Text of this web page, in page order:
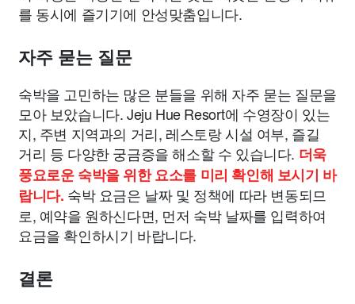
를 동시에 즐기기에 안성맞춤입니다.
자주 묻는 질문
숙박을 고민하는 많은 분들을 위해 자주 묻는 질문을
모아 보았습니다. Jeju Hue Resort에 수영장이 있는
지, 주변 지역과의 거리, 레스토랑 시설 여부, 즐길
거리 등 다양한 궁금증을 해소할 수 있습니다. 더욱
풍요로운 숙박을 위한 요소를 미리 확인해 보시기 바
랍니다. 숙박 요금은 날짜 및 정책에 따라 변동되므
로, 예약을 원하신다면, 먼저 숙박 날짜를 입력하여
요금을 확인하시기 바랍니다.
결론